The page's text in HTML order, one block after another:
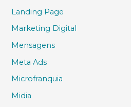
Landing Page
Marketing Digital
Mensagens
Meta Ads
Microfranquia
Midia